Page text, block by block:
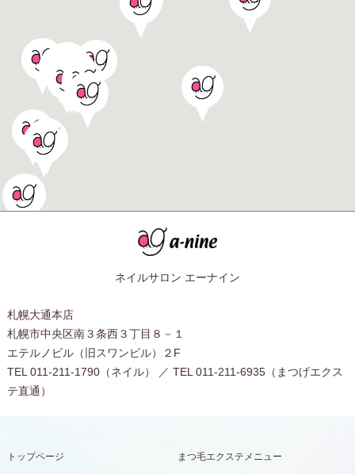
ネイルサロン エーナイン
札幌大通本店
札幌市中央区南３条西３丁目８－１
エテルノビル（旧スワンビル）２F
TEL 011-211-1790（ネイル） ／ TEL 011-211-6935（まつげエクス
テ直通）
トップページ まつ毛エクステメニュー